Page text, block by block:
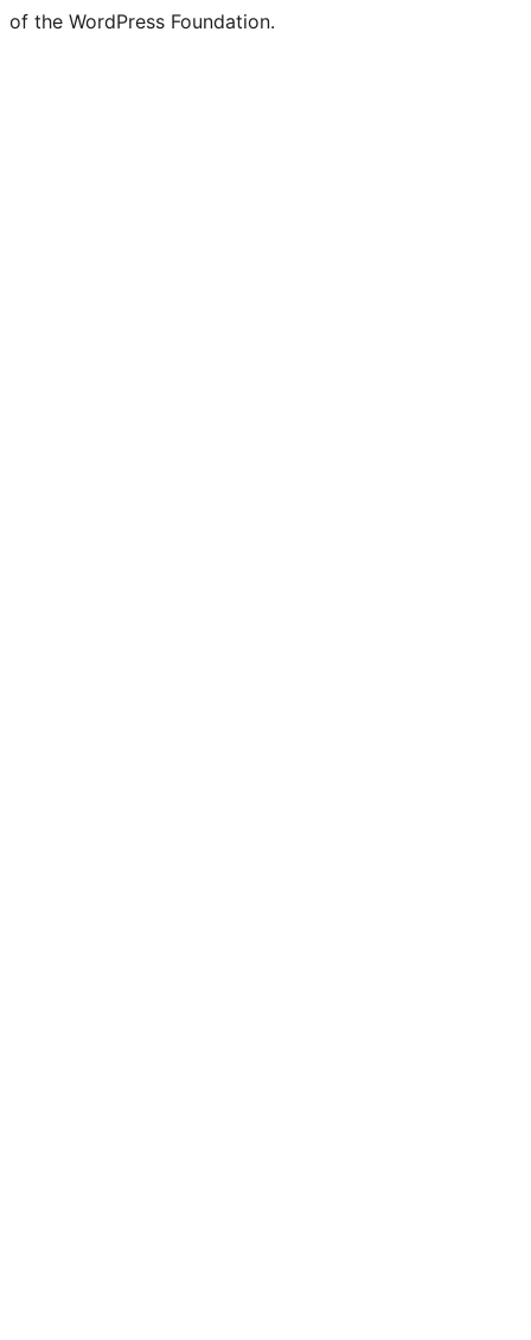
of the WordPress Foundation.